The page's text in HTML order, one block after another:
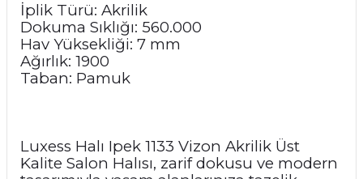
İplik Türü: Akrilik
Dokuma Sıklığı: 560.000
Hav Yüksekliği: 7 mm
Ağırlık: 1900
Taban: Pamuk
Luxess Halı Ipek 1133 Vizon Akrilik Üst
Kalite Salon Halısı, zarif dokusu ve modern